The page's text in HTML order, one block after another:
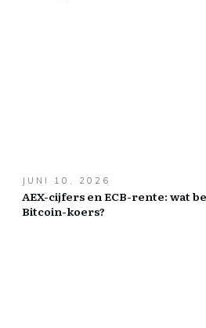
JUNI 10, 2026
AEX-cijfers en ECB-rente: wat
Bitcoin-koers?